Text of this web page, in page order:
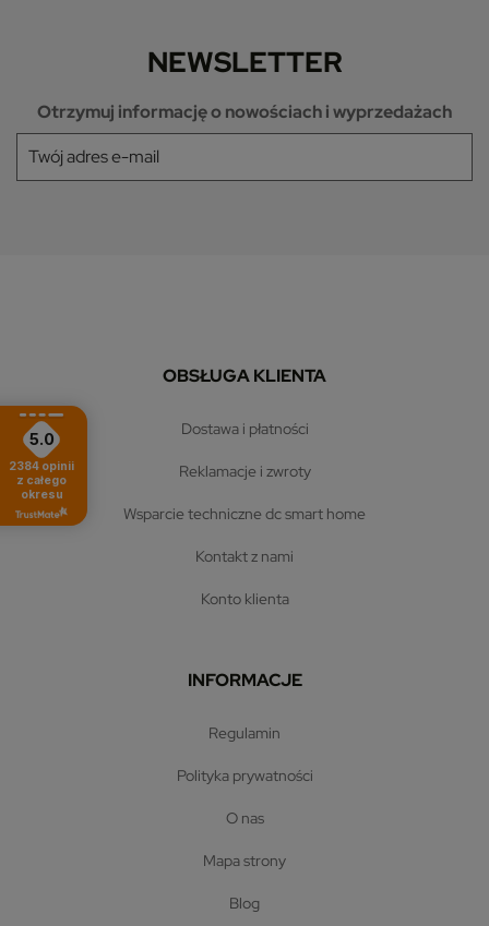
5.0
2384 opinii
z całego
okresu
NEWSLETTER
Otrzymuj informację o nowościach i wyprzedażach
OBSŁUGA KLIENTA
dostawa i płatności
reklamacje i zwroty
wsparcie techniczne dc smart home
kontakt z nami
konto klienta
INFORMACJE
regulamin
polityka prywatności
o nas
mapa strony
blog